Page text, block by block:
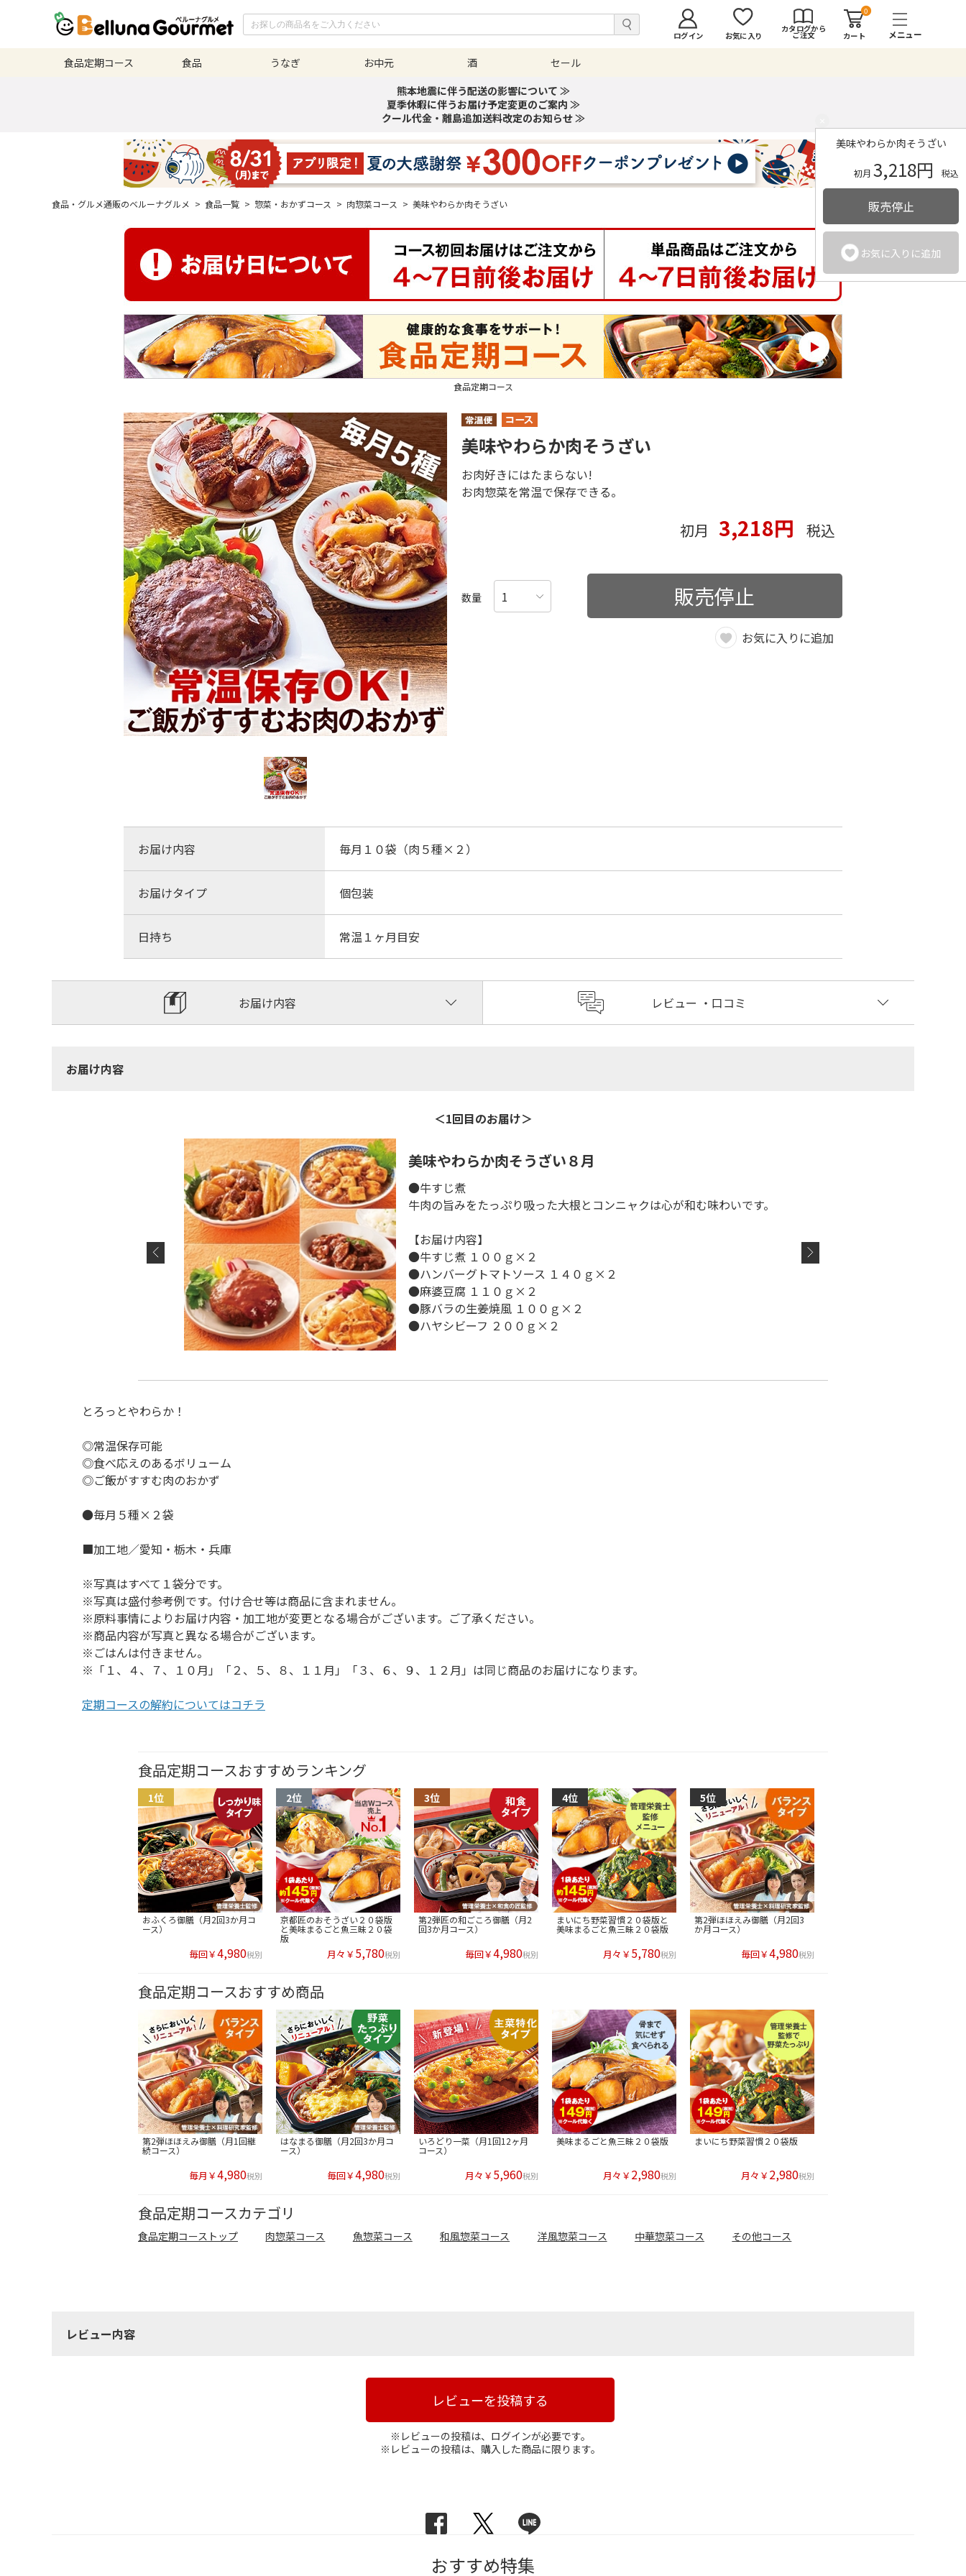
ログイン お気に入り
カタログから
ご注文
0
カート
食品定期コース 食品 うなぎ お中元 酒
セール
熊本地震に伴う配送の影響について ≫
夏季休暇に伴うお届け予定変更のご案内 ≫
クール代金・離島追加送料改定のお知らせ ≫
食品・グルメ通販のベルーナグルメ > 食品一覧 > 惣菜・おかずコース > 肉惣菜コース > 美味やわらか肉そうざい
美味やわらか肉そうざい
初月 3,218円 税込
販売停止
お気に入りに追加
食品定期コース
美味やわらか肉そうざい
お肉好きにはたまらない!
お肉惣菜を常温で保存できる。
初月 3,218円 税込
数量 販売停止
お気に入りに追加
お届け内容 毎月１０袋（肉５種×２）
お届けタイプ 個包装
日持ち 常温１ヶ月目安
お届け内容 レビュー ・口コミ
お届け内容
＜1回目のお届け＞
美味やわらか肉そうざい８月
●牛すじ煮
牛肉の旨みをたっぷり吸った大根とコンニャクは心が和む味わいです。
【お届け内容】
●牛すじ煮 １００ｇ×２
●ハンバーグトマトソース １４０ｇ×２
●麻婆豆腐 １１０ｇ×２
●豚バラの生姜焼風 １００ｇ×２
●ハヤシビーフ ２００ｇ×２
とろっとやわらか！
◎常温保存可能
◎食べ応えのあるボリューム
◎ご飯がすすむ肉のおかず
●毎月５種×２袋
■加工地／愛知・栃木・兵庫
※写真はすべて１袋分です。
※写真は盛付参考例です。付け合せ等は商品に含まれません。
※原料事情によりお届け内容・加工地が変更となる場合がございます。ご了承ください。
※商品内容が写真と異なる場合がございます。
※ごはんは付きません。
※「１、４、７、１０月」「２、５、８、１１月」「３、６、９、１２月」は同じ商品のお届けになります。
定期コースの解約についてはコチラ
食品定期コースおすすめランキング
おふくろ御膳（月2回3か月コ
ース）
毎回￥4,980税別
京都匠のおそうざい２０袋版
と美味まるごと魚三昧２０袋
版
月々￥ 5,780税別
第2弾匠の和ごころ御膳（月2
回3か月コース）
毎回￥4,980税別
まいにち野菜習慣２０袋版と
美味まるごと魚三昧２０袋版
月々￥ 5,780税別
第2弾ほほえみ御膳（月2回3
か月コース）
毎回￥4,980税別
食品定期コースおすすめ商品
第2弾ほほえみ御膳（月1回継
続コース）
毎月￥4,980税別
はなまる御膳（月2回3か月コ
ース）
毎回￥4,980税別
いろどり一菜（月1回12ヶ月
コース）
月々￥ 5,960税別
美味まるごと魚三昧２０袋版
月々￥ 2,980税別
まいにち野菜習慣２０袋版
月々￥ 2,980税別
食品定期コースカテゴリ
食品定期コーストップ 肉惣菜コース 魚惣菜コース 和風惣菜コース 洋風惣菜コース 中華惣菜コース その他コース
レビュー内容
レビューを投稿する
※レビューの投稿は、ログインが必要です。
※レビューの投稿は、購入した商品に限ります。
おすすめ特集